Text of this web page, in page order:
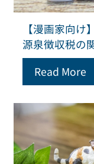
【漫画家向
源泉徴収税の
Read More